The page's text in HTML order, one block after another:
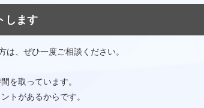
します
、ぜひ一度ご相談ください。
を取っています。
トがあるからです。